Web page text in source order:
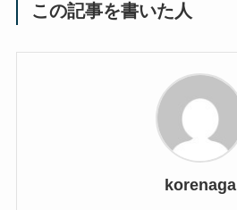
この記事を書いた人
korenaga